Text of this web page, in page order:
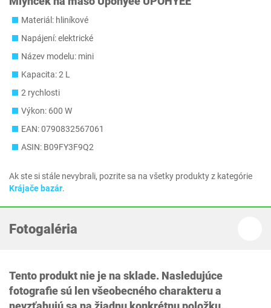
Materiál: hliníkové
Napájení: elektrické
Název modelu: mini
Kapacita: 2 L
2 rychlosti
Výkon: 600 W
EAN: 0790832567061
ASIN: B09FY3F9Q2
Ak ste si stále nevybrali, pozrite sa na všetky produkty z kategórie
Krájače bazár.
Fotogaléria
Tento produkt nie je na sklade. Nasledujúce
fotografie sú len všeobecného charakteru a